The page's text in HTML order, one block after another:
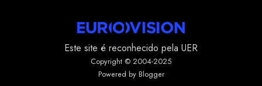
Este site é reconhecido pela UER
Copyright © 2004-2025
Powered by Blogger